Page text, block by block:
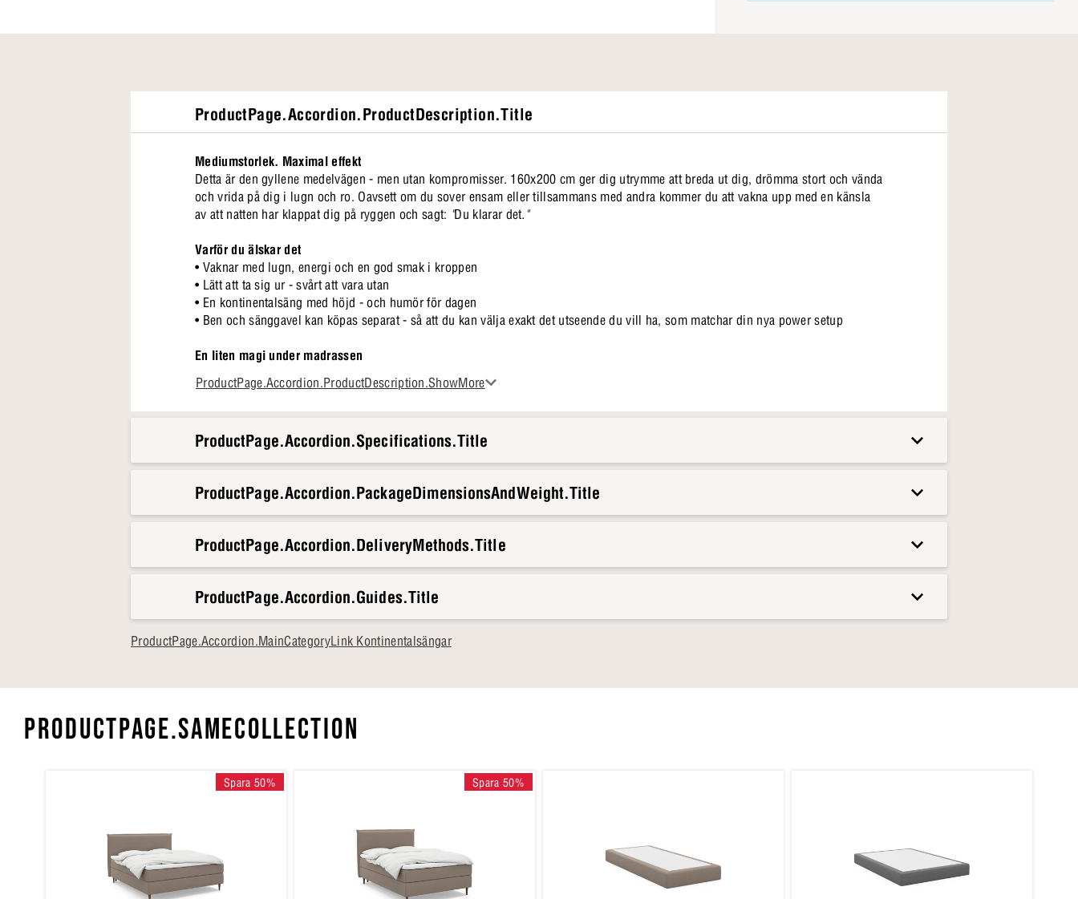
ProductPage.Accordion.ProductDescription.Title
Mediumstorlek. Maximal effekt
Detta är den gyllene medelvägen - men utan kompromisser. 160x200 cm ger dig utrymme att breda ut dig, drömma stort och vända
och vrida på dig i lugn och ro. Oavsett om du sover ensam eller tillsammans med andra kommer du att vakna upp med en känsla
av att natten har klappat dig på ryggen och sagt: "Du klarar det."
Varför du älskar det
• Vaknar med lugn, energi och en god smak i kroppen
• Lätt att ta sig ur - svårt att vara utan
• En kontinentalsäng med höjd - och humör för dagen
• Ben och sänggavel kan köpas separat - så att du kan välja exakt det utseende du vill ha, som matchar din nya power setup
En liten magi under madrassen
som din bästa version. Det är inte magi. Det känns bara så.
Mer sömn och mer energi?Se hela Elegant-sortimentet.
ProductPage.Accordion.ProductDescription.ShowMore
ProductPage.Accordion.Specifications.Title
ProductPage.Accordion.PackageDimensionsAndWeight.Title
ProductPage.Accordion.DeliveryMethods.Title
ProductPage.Accordion.Guides.Title
ProductPage.Accordion.MainCategoryLink Kontinentalsängar
PRODUCTPAGE.SAMECOLLECTION
Spara 50% Spara 50%